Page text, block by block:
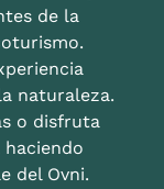
de la
naturaleza.
o disfruta
del Ovni.